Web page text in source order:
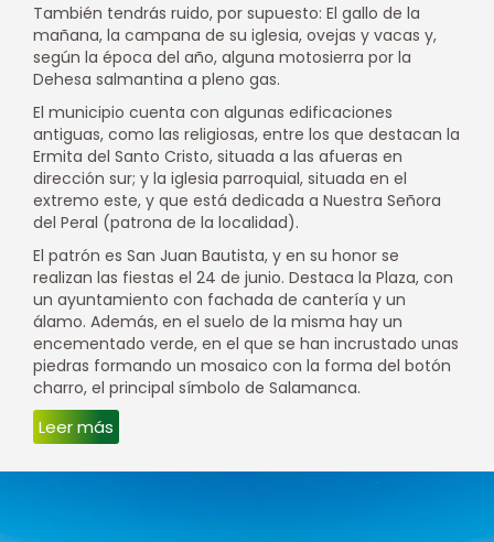
También tendrás ruido, por supuesto: El gallo de la
mañana, la campana de su iglesia, ovejas y vacas y,
según la época del año, alguna motosierra por la
Dehesa salmantina a pleno gas.
El municipio cuenta con algunas edificaciones
antiguas, como las religiosas, entre los que destacan la
Ermita del Santo Cristo, situada a las afueras en
dirección sur; y la iglesia parroquial, situada en el
extremo este, y que está dedicada a Nuestra Señora
del Peral (patrona de la localidad).
El patrón es San Juan Bautista, y en su honor se
realizan las fiestas el 24 de junio. Destaca la Plaza, con
un ayuntamiento con fachada de cantería y un
álamo. Además, en el suelo de la misma hay un
encementado verde, en el que se han incrustado unas
piedras formando un mosaico con la forma del botón
charro, el principal símbolo de Salamanca.
Leer más